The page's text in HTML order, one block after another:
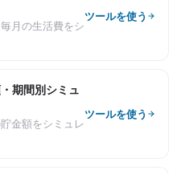
月の生活費をシ
ツールを使う
期間別シミュ
金額をシミュレ
ツールを使う